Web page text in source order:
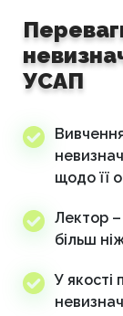
УСАП
щодо її
Лектор –
більш
У якості